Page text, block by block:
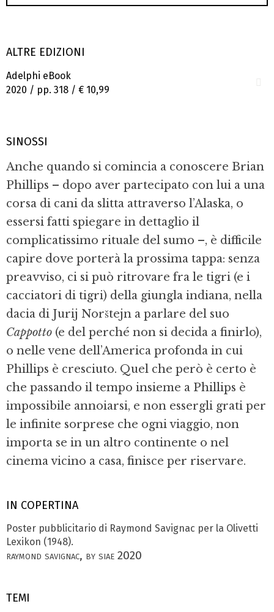
IN COPERTINA
Poster pubblicitario di Raymond Savi­gnac per la Olivetti
Lexikon (1948).
raymond savignac, by siae 2020
TEMI
ALTRE EDIZIONI
Adelphi eBook
2020 / pp. 318 / € 10,99
SINOSSI
Anche quando si comincia a conoscere Brian
Phillips – dopo aver partecipato con lui a una
corsa di cani da slitta attraverso l’Alaska, o
essersi fatti spiegare in dettaglio il
complicatissimo rituale del sumo –, è dif­ficile
capire dove porterà la prossima tap­pa: senza
preavviso, ci si può ritrovare fra le tigri (e i
cacciatori di tigri) della giungla indiana, nella
dacia di Jurij Norštejn a par­lare del suo
Cappotto (e del perché non si decida a finirlo),
o nelle vene dell’America profonda in cui
Phillips è cresciuto. Quel che però è certo è
che passando il tempo insieme a Phillips è
impossibile annoiarsi, e non essergli grati per
le infinite sorprese che ogni viaggio, non
importa se in un al­tro continente o nel
cinema vicino a casa, finisce per riservare.